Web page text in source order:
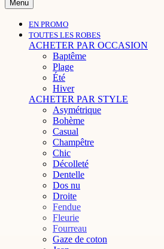
Menu
EN PROMO
TOUTES LES ROBES
ACHETER PAR OCCASION
Baptême
Plage
Été
Hiver
ACHETER PAR STYLE
Asymétrique
Bohème
Casual
Champêtre
Chic
Décolleté
Dentelle
Dos nu
Droite
Fendue
Fleurie
Fourreau
Gaze de coton